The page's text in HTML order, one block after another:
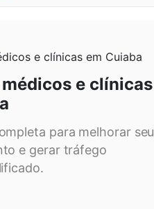
médicos e clínicas
para melhorar seu
e gerar tráfego